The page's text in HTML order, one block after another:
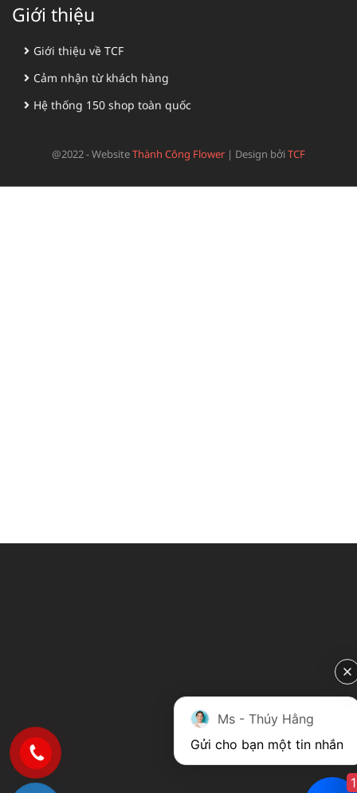
Giới thiệu
Giới thiệu về TCF
Cảm nhận từ khách hàng
Hệ thống 150 shop toàn quốc
@2022 - WebsiteThành Công Flower | Design bởiTCF
Ms - Thúy Hằng
Gửi cho bạn một tin nhắn
1